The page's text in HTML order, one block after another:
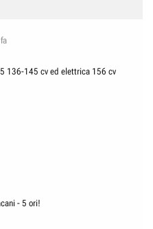
136-145 cv ed elettrica 156 cv
- 5 ori!